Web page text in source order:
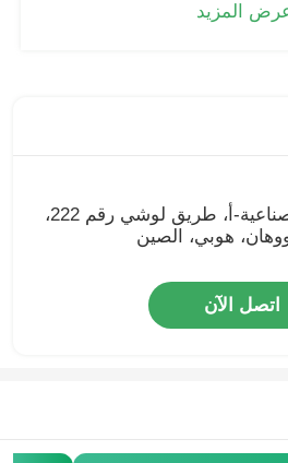
المزيد
منطقة تشنغونغ الصناعية-أ، طريق لوشي رقم 222،
هوبي، الصين
اتصل الآن